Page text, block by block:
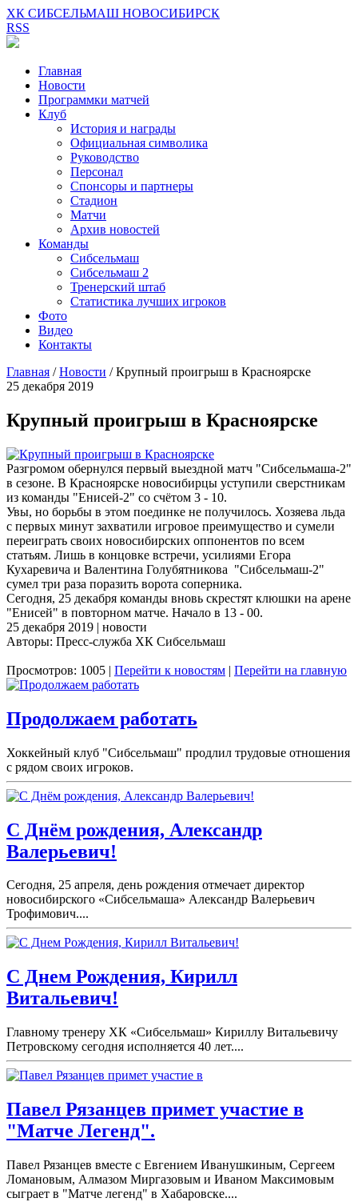
ХК СИБСЕЛЬМАШ НОВОСИБИРСК
RSS
Главная
Новости
Программки матчей
Клуб
История и награды
Официальная символика
Руководство
Персонал
Спонсоры и партнеры
Стадион
Матчи
Архив новостей
Команды
Сибсельмаш
Сибсельмаш 2
Тренерский штаб
Статистика лучших игроков
Фото
Видео
Контакты
Главная /Новости /Крупный проигрыш в Красноярске
25 декабря 2019
Крупный проигрыш в Красноярске
Разгромом обернулся первый выездной матч "Сибсельмаша-2"
в сезоне. В Красноярске новосибирцы уступили сверстникам
из команды "Енисей-2" со счётом 3 - 10.
Увы, но борьбы в этом поединке не получилось. Хозяева льда
с первых минут захватили игровое преимущество и сумели
переиграть своих новосибирских оппонентов по всем
статьям. Лишь в концовке встречи, усилиями Егора
Кухаревича и Валентина Голубятникова "Сибсельмаш-2"
сумел три раза поразить ворота соперника.
Сегодня, 25 декабря команды вновь скрестят клюшки на арене
"Енисей" в повторном матче. Начало в 13 - 00.
25 декабря 2019 | новости
Авторы: Пресс-служба ХК Сибсельмаш
Просмотров: 1005 | Перейти к новостям | Перейти на главную
Продолжаем работать
Хоккейный клуб "Сибсельмаш" продлил трудовые отношения
с рядом своих игроков.
С Днём рождения, Александр
Валерьевич!
Сегодня, 25 апреля, день рождения отмечает директор
новосибирского «Сибсельмаша» Александр Валерьевич
Трофимович....
С Днем Рождения, Кирилл
Витальевич!
Главному тренеру ХК «Сибсельмаш» Кириллу Витальевичу
Петровскому сегодня исполняется 40 лет....
Павел Рязанцев примет участие в
"Матче Легенд".
Павел Рязанцев вместе с Евгением Иванушкиным, Сергеем
Ломановым, Алмазом Миргазовым и Иваном Максимовым
сыграет в "Матче легенд" в Хабаровске....